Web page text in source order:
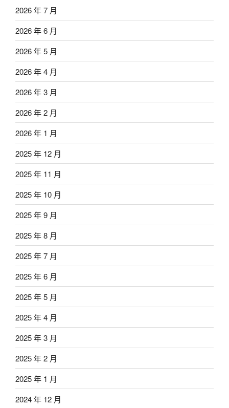
2026 年 7 月
2026 年 6 月
2026 年 5 月
2026 年 4 月
2026 年 3 月
2026 年 2 月
2026 年 1 月
2025 年 12 月
2025 年 11 月
2025 年 10 月
2025 年 9 月
2025 年 8 月
2025 年 7 月
2025 年 6 月
2025 年 5 月
2025 年 4 月
2025 年 3 月
2025 年 2 月
2025 年 1 月
2024 年 12 月